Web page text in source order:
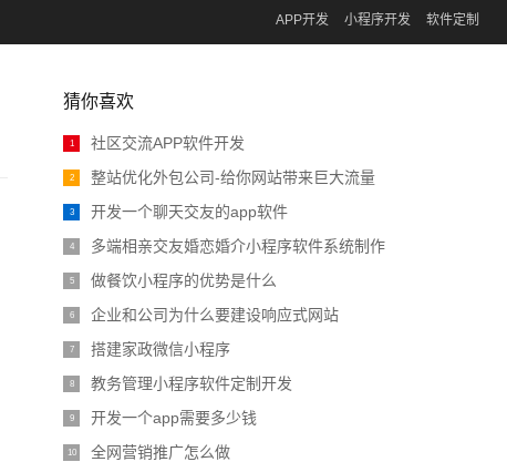
APP开发 小程序开发 软件定制
猜你喜欢
1 社区交流APP软件开发
2 整站优化外包公司-给你网站带来巨大流量
3 开发一个聊天交友的app软件
4 多端相亲交友婚恋婚介小程序软件系统制作
5 做餐饮小程序的优势是什么
6 企业和公司为什么要建设响应式网站
7 搭建家政微信小程序
8 教务管理小程序软件定制开发
9 开发一个app需要多少钱
10 全网营销推广怎么做